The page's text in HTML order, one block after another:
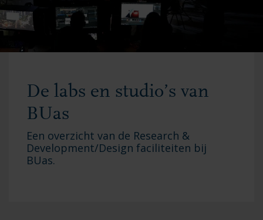
De labs en studio’s van
BUas
Een overzicht van de Research &
Development/Design faciliteiten bij
BUas.